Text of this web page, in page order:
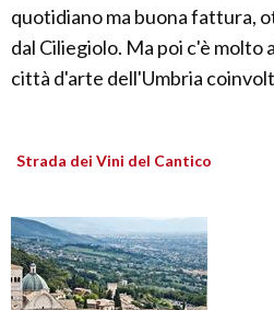
quotidiano ma buona fattura,
dal Ciliegiolo. Ma poi c'è molto
città d'arte dell'Umbria
Strada dei Vini del Cantico